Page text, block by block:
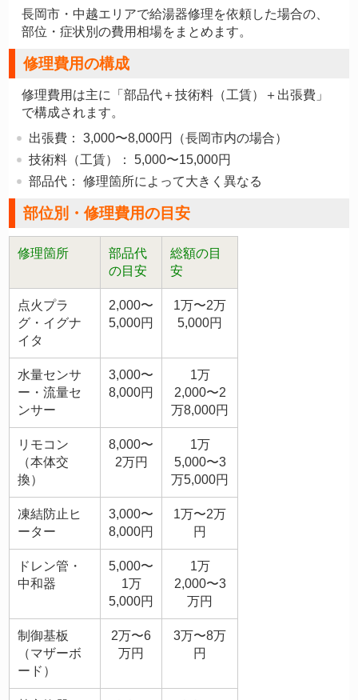
長岡市・中越エリアで給湯器修理を依頼した場合の、
部位・症状別の費用相場をまとめます。
修理費用の構成
修理費用は主に「部品代＋技術料（工賃）＋出張費 」
で構成されます。
出張費：
3,000〜8,000円（長岡市内の場合）
技術料（工賃）：
5,000〜15,000円
部品代：
修理箇所によって大きく異なる
部位別・修理費用の目安
修理箇所
部品代
の目安
総額の目
安
点火プラ
グ・イグナ
イタ
2,000〜
5,000円
1万〜2万
5,000円
水量センサ
ー・流量セ
ンサー
3,000〜
8,000円
1万
2,000〜2
万8,000円
リモコン
（本体交
換）
8,000〜
2万円
1万
5,000〜3
万5,000円
凍結防止ヒ
ーター
3,000〜
8,000円
1万〜2万
円
ドレン管・
中和器
5,000〜
1万
5,000円
1万
2,000〜3
万円
制御基板
（マザーボ
ード）
2万〜6
万円
3万〜8万
円